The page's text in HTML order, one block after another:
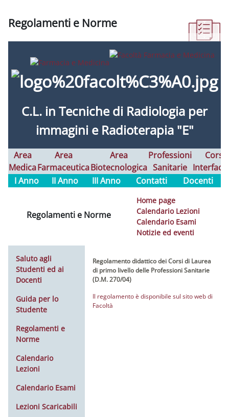
Regolamenti e Norme
C.L. in Tecniche di Radiologia per
immagini e Radioterapia "E"
Area
Medica
Area
Farmaceutica
Area
Biotecnologica
Professioni
Sanitarie
Corsi
I Anno
II Anno III Anno Contatti Docenti
Regolamenti e Norme
Home page
Calendario Lezioni
Calendario Esami
Notizie ed eventi
Saluto agli
Studenti ed ai
Docenti
Guida per lo
Studente
Regolamenti e
Norme
Calendario
Lezioni
Calendario Esami
Lezioni Scaricabili
Regolamento didattico dei Corsi di Laurea
di primo livello delle Professioni Sanitarie
(D.M. 270/04)
Il regolamento è disponibile sul sito web di
Facoltà